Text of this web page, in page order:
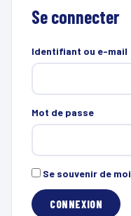
Se connecter
Identifiant ou e-mail
Mot de passe
Se souvenir de moi